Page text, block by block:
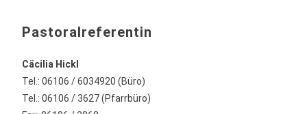
Pastoralreferentin
Cäcilia Hickl
Tel.: 06106 / 6034920 (Büro)
Tel.: 06106 / 3627 (Pfarrbüro)